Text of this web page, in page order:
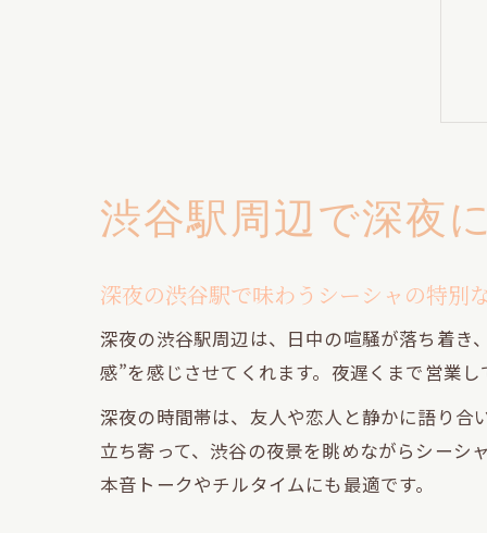
渋谷駅周辺で深夜
深夜の渋谷駅で味わうシーシャの特別
深夜の渋谷駅周辺は、日中の喧騒が落ち着き
感”を感じさせてくれます。夜遅くまで営業
深夜の時間帯は、友人や恋人と静かに語り合
立ち寄って、渋谷の夜景を眺めながらシーシ
本音トークやチルタイムにも最適です。